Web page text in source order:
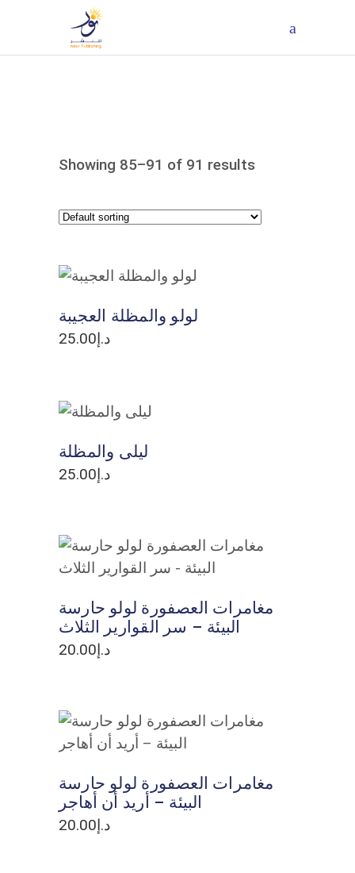
Showing 85–91 of 91 results
ADD TO CART
لولو والمظلة العجيبة
د.إ25.00
ADD TO CART
ليلى والمظلة
د.إ25.00
ADD TO CART
مغامرات العصفورة لولو حارسة
البيئة – سر القوارير الثلاث
د.إ20.00
ADD TO CART
مغامرات العصفورة لولو حارسة
البيئة – أريد أن أهاجر
د.إ20.00